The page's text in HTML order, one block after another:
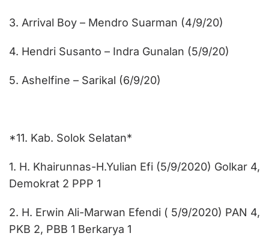
3. Arrival Boy – Mendro Suarman (4/9/20)
4. Hendri Susanto – Indra Gunalan (5/9/20)
5. Ashelfine – Sarikal (6/9/20)
*11. Kab. Solok Selatan*
1. H. Khairunnas-H.Yulian Efi (5/9/2020) Golkar 4,
Demokrat 2 PPP 1
2. H. Erwin Ali-Marwan Efendi ( 5/9/2020) PAN 4,
PKB 2, PBB 1 Berkarya 1